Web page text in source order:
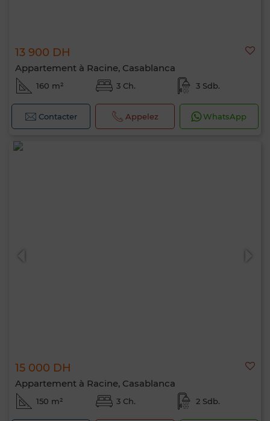
13 900 DH
Appartement à Racine, Casablanca
160 m² 3 Ch. 3 Sdb.
Contacter Appelez WhatsApp
15 000 DH
Appartement à Racine, Casablanca
150 m² 3 Ch. 2 Sdb.